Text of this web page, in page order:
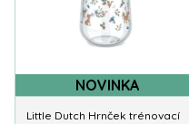
NOVINKA
Little Dutch Hrnček trénovací